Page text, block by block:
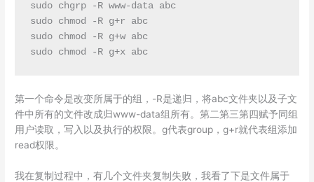
sudo chgrp -R www-data abc
sudo chmod -R g+r abc
sudo chmod -R g+w abc
第一个命令是改变所属于的组，-R是递归，将abc文件夹以及子文
件中所有的文件改成归www-data组所有。第二第三第四赋予同组
用户读取，写入以及执行的权限。g代表group，g+r就代表组添加
read权限。
我在复制过程中，有几个文件夹复制失败，我看了下是文件属于